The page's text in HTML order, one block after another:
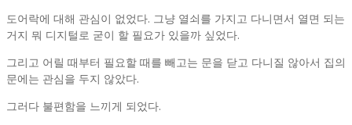
도어락에 대해 관심이 없었다. 그냥 열쇠를 가지고 다니면서 열면 되는
거지 뭐 디지털로 굳이 할 필요가 있을까 싶었다.
그리고 어릴 때부터 필요할 때를 빼고는 문을 닫고 다니질 않아서 집의
문에는 관심을 두지 않았다.
그러다 불편함을 느끼게 되었다.